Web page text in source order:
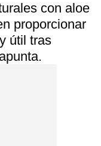
con aloe
proporcionar
útil tras